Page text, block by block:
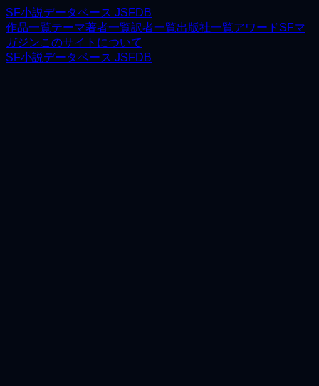
SF小説データベース JSFDB
作品一覧テーマ著者一覧訳者一覧出版社一覧アワードSFマ
ガジンこのサイトについて
SF小説データベース JSFDB